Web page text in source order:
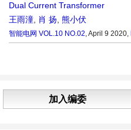
Dual Current Transformer
王雨潼 肖 扬 熊小伏
智能电网 VOL.10 NO.02, April 9 2020,
加入编委